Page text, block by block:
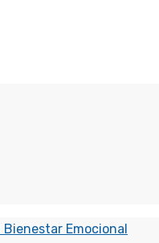
Bienestar Emocional